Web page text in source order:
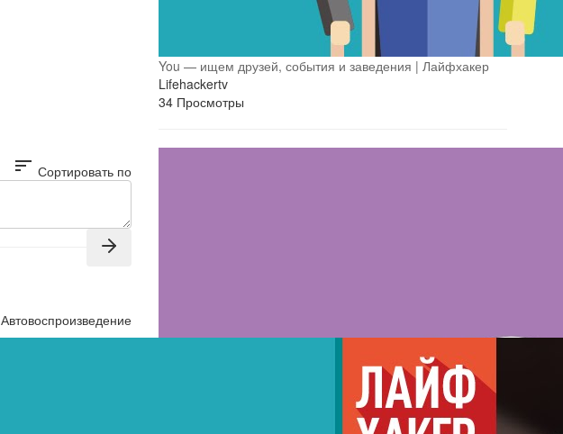
You — ищем друзей, события и заведения | Лайфхакер
Lifehackertv
34 Просмотры
sort Сортировать по
Автовоспроизведение